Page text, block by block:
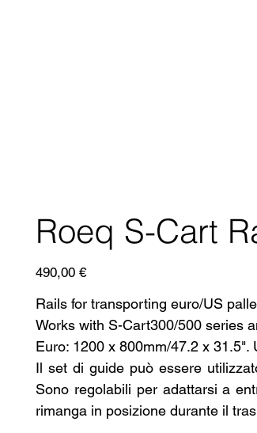
Roeq S-Cart
Prezzo
490,00 €
Rails for transporting euro/US
Works with S-Cart300/500 series
Euro: 1200 x 800mm/47.2 x 31.5".
Il set di guide può essere
Sono regolabili per adattarsi a
rimanga in posizione durante il